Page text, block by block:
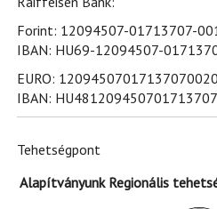
Forint: 12094507-01713707-
IBAN: HU69-12094507-
EURO:
IBAN:
Tehetségpont
Alapítványunk Regionális